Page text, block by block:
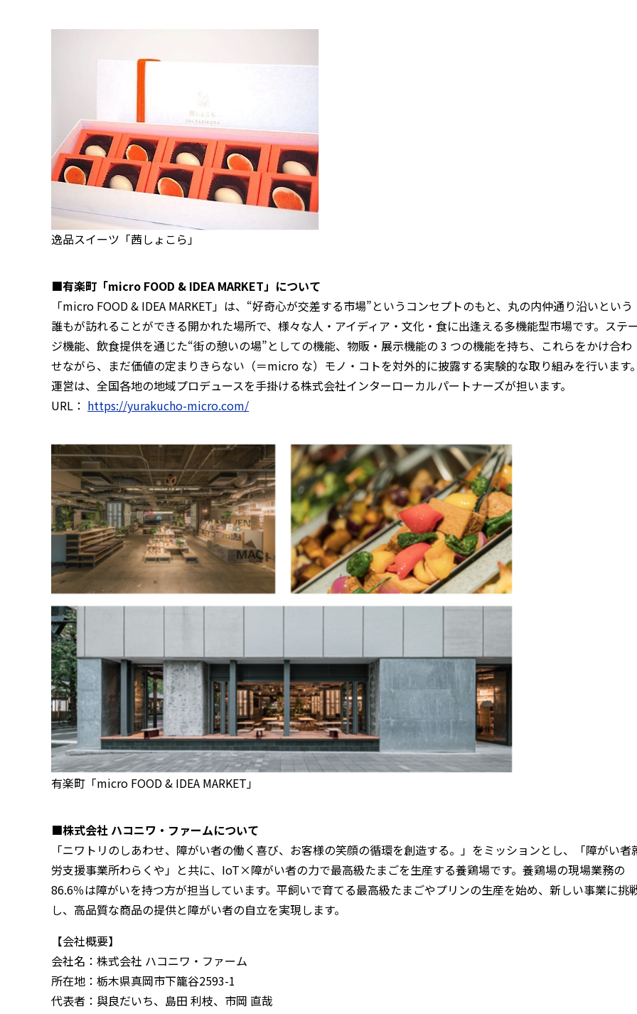
逸品スイーツ「茜しょこら」
■有楽町「micro FOOD & IDEA MARKET」について
「micro FOOD & IDEA MARKET」は、“好奇心が交差する市場”というコンセプトのもと、丸の内仲通り沿いという
誰もが訪れることができる開かれた場所で、様々な人・アイディア・文化・食に出逢える多機能型市場です。ステ
ジ機能、飲食提供を通じた“街の憩いの場”としての機能、物販・展示機能の 3 つの機能を持ち、これらをかけ合わ
せながら、まだ価値の定まりきらない（＝micro な）モノ・コトを対外的に披露する実験的な取り組みを行います
運営は、全国各地の地域プロデュースを手掛ける株式会社インターローカルパートナーズが担います。
URL： https://yurakucho-micro.com/
有楽町「micro FOOD & IDEA MARKET」
■株式会社 ハコニワ・ファームについて
「ニワトリのしあわせ、障がい者の働く喜び、お客様の笑顔の循環を創造する。」をミッションとし、「障がい者
労支援事業所わらくや」と共に、IoT×障がい者の力で最高級たまごを生産する養鶏場です。養鶏場の現場業務の
86.6％は障がいを持つ方が担当しています。平飼いで育てる最高級たまごやプリンの生産を始め、新しい事業に挑
し、高品質な商品の提供と障がい者の自立を実現します。
【会社概要】
会社名：株式会社 ハコニワ・ファーム
所在地：栃木県真岡市下籠谷2593-1
代表者：與良だいち、島田 利枝、市岡 直哉